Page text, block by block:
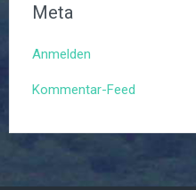
Meta
Anmelden
Kommentar-Feed